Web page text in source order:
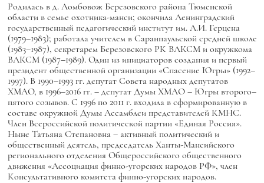
Родилась в д. Ломбовож Березовского района Тюменской
области в семье охотника-манси; окончила Ленинградский
государственный педагогический институт им. А.И. Герцена
(1979–1983); работала учителем в Саранпаульской средней школе
(1983–1987), секретарем Березовского РК ВЛКСМ и окружкома
ВЛКСМ (1987–1989). Один из инициаторов создания и первый
президент общественной организации «Спасение Югры» (1992–
1997). В 1990–1993 гг. депутат Совета народных депутатов
ХМАО, в 1996–2016 гг. – депутат Думы ХМАО – Югры второго–
пятого созывов. С 1996 по 2011 г. входила в сформированную в
составе окружной Думы Ассамблеи представителей КМНС.
Член Всероссийской политической партии «Единая Россия».
Ныне Татьяна Степановна – активный политический и
общественный деятель, председатель Ханты-Мансийского
регионального отделения Общероссийского общественного
движения «Ассоциация финно-угорских народов РФ», член
Консультативного комитета финно-угорских народов.